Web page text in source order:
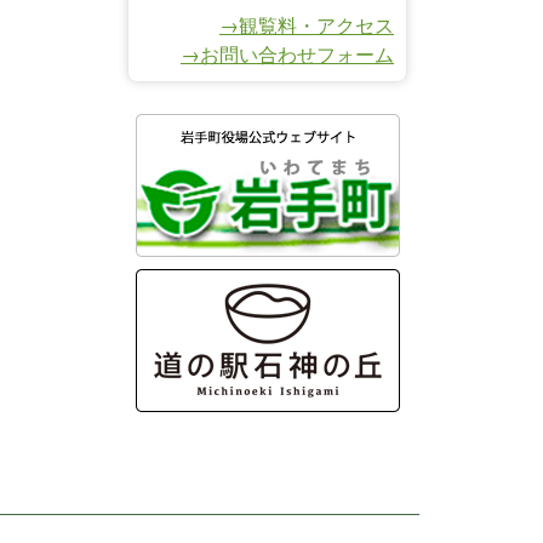
→観覧料・アクセス
→お問い合わせフォーム